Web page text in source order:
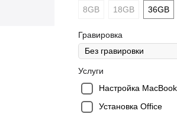
8GB
18GB 36GB
Гравировка
Услуги
Настройка MacBook
Установка Office